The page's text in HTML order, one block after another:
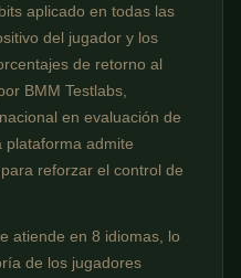
aplicado en todas las
del jugador y los
de retorno al
BMM Testlabs,
en evaluación de
plataforma admite
reforzar el control de
atiende en 8 idiomas, lo
de los jugadores